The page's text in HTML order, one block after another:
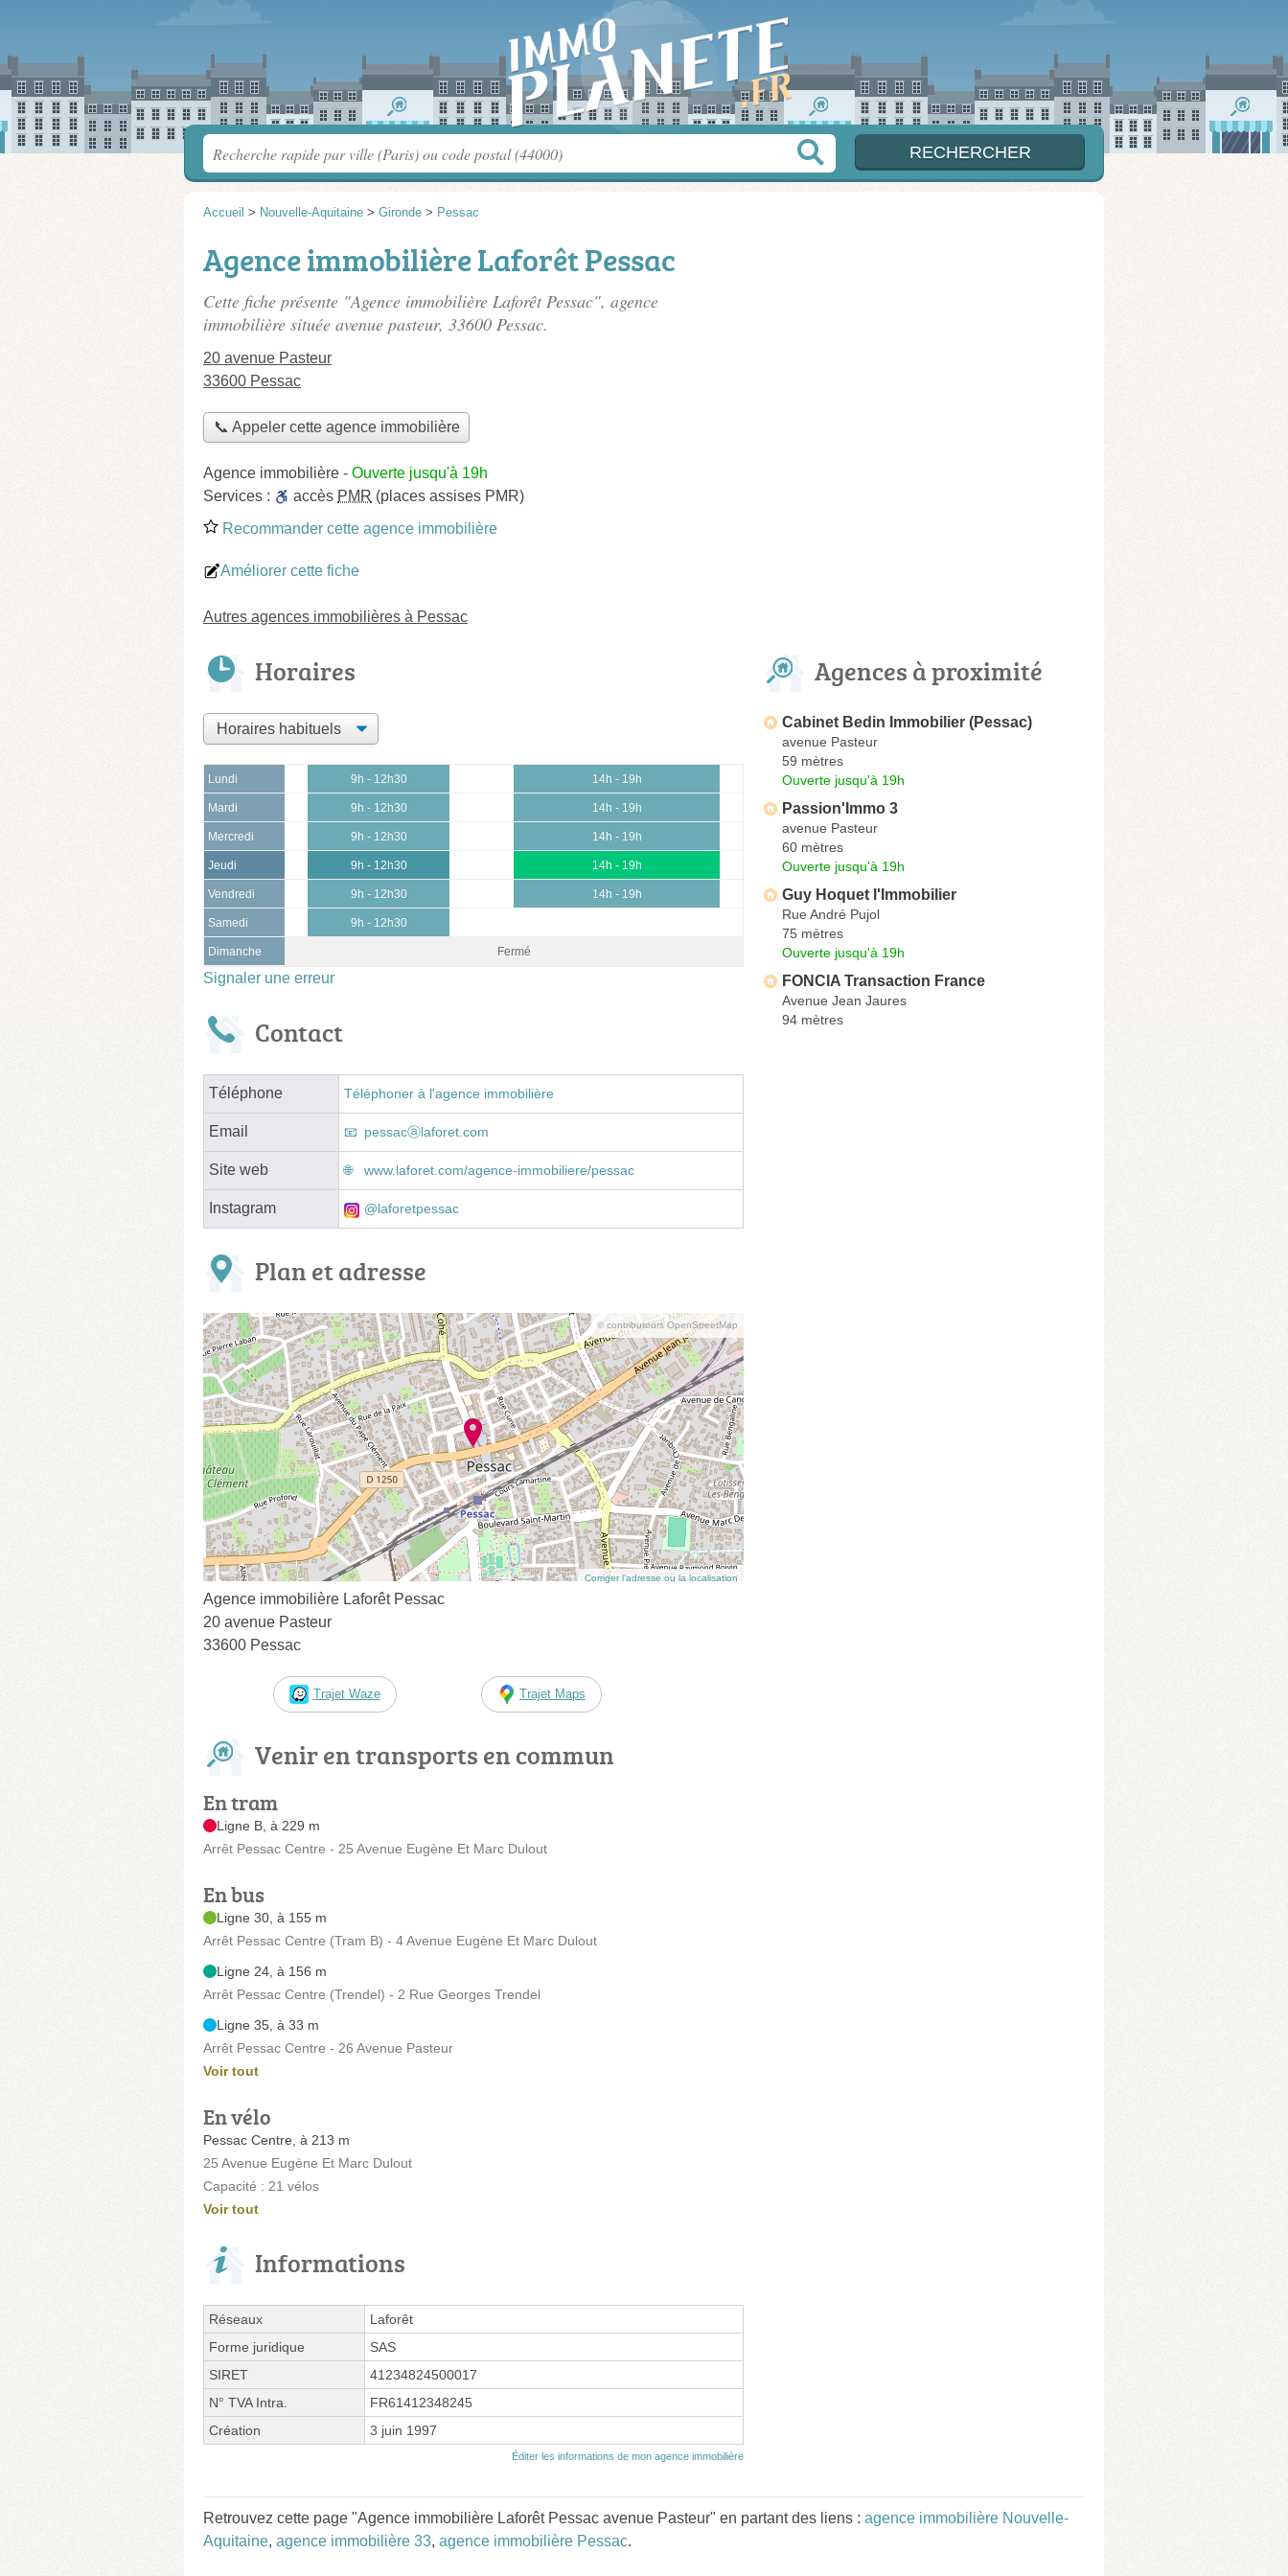
Accueil > Nouvelle-Aquitaine > Gironde > Pessac
Agence immobilière Laforêt Pessac
Cette fiche présente "Agence immobilière Laforêt Pessac", agence
immobilière située avenue pasteur, 33600 Pessac.
20 avenue Pasteur
33600 Pessac
📞 Appeler cette agence immobilière
Agence immobilière - Ouverte jusqu'à 19h
Services :
accès PMR (places assises PMR)
Recommander cette agence immobilière
Améliorer cette fiche
Autres agences immobilières à Pessac
Horaires
Lundi 9h - 12h30 14h - 19h
Mardi 9h - 12h30 14h - 19h
Mercredi 9h - 12h30 14h - 19h
Jeudi 9h - 12h30 14h - 19h
Vendredi 9h - 12h30 14h - 19h
Samedi 9h - 12h30
Dimanche Fermé
Signaler une erreur
Contact
Téléphone Téléphoner à l'agence immobilière
Email pessacⓐlaforet.com
Site web www.laforet.com/agence-immobiliere/pessac
Instagram @laforetpessac
Plan et adresse
© contributeurs OpenStreetMap
Corriger l’adresse ou la localisation
Agence immobilière Laforêt Pessac
20 avenue Pasteur
33600 Pessac
Trajet Waze Trajet Maps
Venir en transports en commun
En tram
Ligne B, à 229 m
Arrêt Pessac Centre - 25 Avenue Eugène Et Marc Dulout
En bus
Ligne 30, à 155 m
Arrêt Pessac Centre (Tram B) - 4 Avenue Eugène Et Marc Dulout
Ligne 24, à 156 m
Arrêt Pessac Centre (Trendel) - 2 Rue Georges Trendel
Ligne 35, à 33 m
Arrêt Pessac Centre - 26 Avenue Pasteur
Voir tout
En vélo
Pessac Centre, à 213 m
25 Avenue Eugène Et Marc Dulout
Capacité : 21 vélos
Voir tout
Informations
Réseaux
Laforêt
Forme juridique
SAS
SIRET
41234824500017
N° TVA Intra.
FR61412348245
Création
3 juin 1997
Éditer les informations de mon agence immobilière
Agences à proximité
Cabinet Bedin Immobilier (Pessac)
avenue Pasteur
59 mètres
Ouverte jusqu'à 19h
Passion'Immo 3
avenue Pasteur
60 mètres
Ouverte jusqu'à 19h
Guy Hoquet l'Immobilier
Rue André Pujol
75 mètres
Ouverte jusqu'à 19h
FONCIA Transaction France
Avenue Jean Jaures
94 mètres
Retrouvez cette page "Agence immobilière Laforêt Pessac avenue Pasteur" en partant des liens : agence immobilière Nouvelle-
Aquitaine, agence immobilière 33, agence immobilière Pessac.